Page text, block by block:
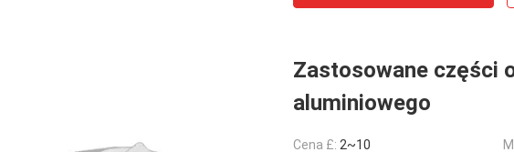
Zastosowane części
aluminiowego
Cena £: 2~10